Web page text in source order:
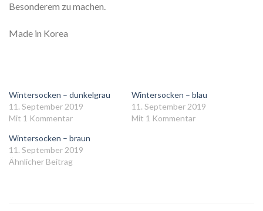
Besonderem zu machen.
Made in Korea
Wintersocken – dunkelgrau
11. September 2019
Mit 1 Kommentar
Wintersocken – blau
11. September 2019
Mit 1 Kommentar
Wintersocken – braun
11. September 2019
Ähnlicher Beitrag